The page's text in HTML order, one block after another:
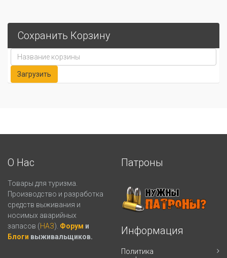
Сохранить Корзину
О Нас
Товары для туризма.
Производство и разработка
средств выживания и
носимых аварийных
запасов (НАЗ). Форум и
Блоги выживальщиков.
Патроны
Информация
Политика